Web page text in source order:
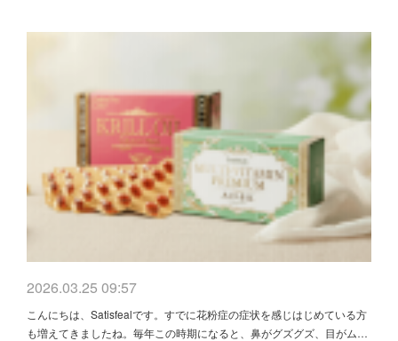
2026.03.25 09:57
こんにちは、Satisfealです。すでに花粉症の症状を感じはじめている方
も増えてきましたね。毎年この時期になると、鼻がグズグズ、目がム…